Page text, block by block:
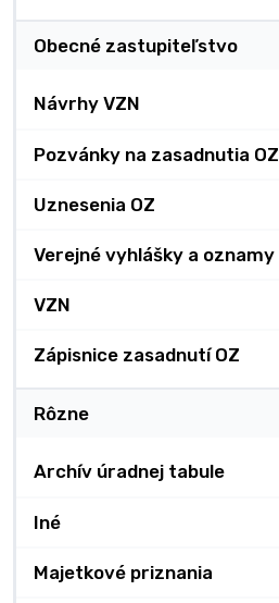
Obecné zastupiteľstvo
Návrhy VZN
Pozvánky na zasadnutia OZ
Uznesenia OZ
Verejné vyhlášky a oznamy
VZN
Zápisnice zasadnutí OZ
Rôzne
Archív úradnej tabule
Iné
Majetkové priznania